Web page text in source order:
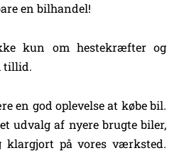
en bilhandel!
kun om hestekræfter og
tillid.
en god oplevelse at købe bil.
udvalg af nyere brugte biler,
klargjort på vores værksted.